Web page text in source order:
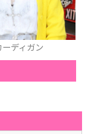
スカート